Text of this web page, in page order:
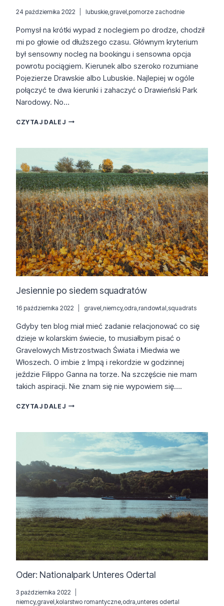
24 października 2022 lubuskie gravel pomorze zachodnie
Pomysł na krótki wypad z noclegiem po drodze, chodził
mi po głowie od dłuższego czasu. Głównym kryterium
był sensowny nocleg na bookingu i sensowna opcja
powrotu pociągiem. Kierunek albo szeroko rozumiane
Pojezierze Drawskie albo Lubuskie. Najlepiej w ogóle
połączyć te dwa kierunki i zahaczyć o Drawieński Park
Narodowy. No…
CZYTAJ DALEJWYPRAWKA
PARK
NARODOWY
Jesiennie po siedem squadratów
16 października 2022 gravel niemcy, odra randowtal squadrats
Gdyby ten blog miał mieć zadanie relacjonować co się
dzieje w kolarskim świecie, to musiałbym pisać o
Gravelowych Mistrzostwach Świata i Miedwia we
Włoszech. O imbie z Impą i rekordzie w godzinnej
jeździe Filippo Ganna na torze. Na szczęście nie mam
takich aspiracji. Nie znam się nie wypowiem się….
CZYTAJ DALEJJESIENNIE
SQUADRATÓW
Oder: Nationalpark Unteres Odertal
3 października 2022
niemcy, gravel kolarstwo romantyczne odra unteres odertal